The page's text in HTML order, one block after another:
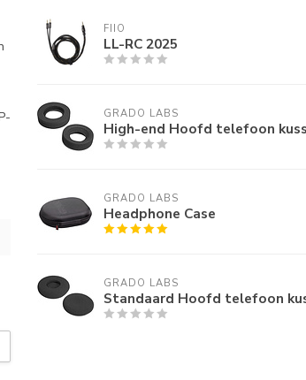
FIIO
LL-RC 2025
GRADO LABS
High-end Hoofd telefoon
GRADO LABS
Headphone Case
GRADO LABS
Standaard Hoofd telefoon